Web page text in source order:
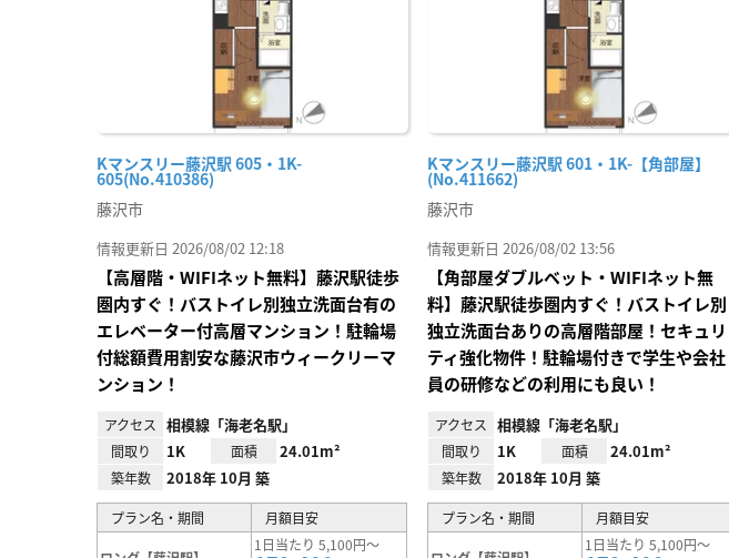
Kマンスリー藤沢駅 605・1K-
605(No.410386)
藤沢市
情報更新日 2026/08/02 12:18
【高層階・WIFIネット無料】藤沢駅徒歩
圏内すぐ！バストイレ別独立洗面台有の
エレベーター付高層マンション！駐輪場
付総額費用割安な藤沢市ウィークリーマ
ンション！
アクセス 相模線「海老名駅」
間取り 1K 面積 24.01m²
築年数 2018年 10月 築
プラン名・期間 月額目安
1日当たり 5,100円～
Kマンスリー藤沢駅 601・1K-【角部屋】
(No.411662)
藤沢市
情報更新日 2026/08/02 13:56
【角部屋ダブルベット・WIFIネット無
料】藤沢駅徒歩圏内すぐ！バストイレ別
独立洗面台ありの高層階部屋！セキュリ
ティ強化物件！駐輪場付きで学生や会社
員の研修などの利用にも良い！
アクセス 相模線「海老名駅」
間取り 1K 面積 24.01m²
築年数 2018年 10月 築
プラン名・期間 月額目安
1日当たり 5,100円～